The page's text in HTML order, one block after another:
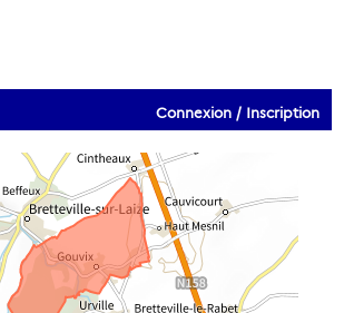
Connexion / Inscription